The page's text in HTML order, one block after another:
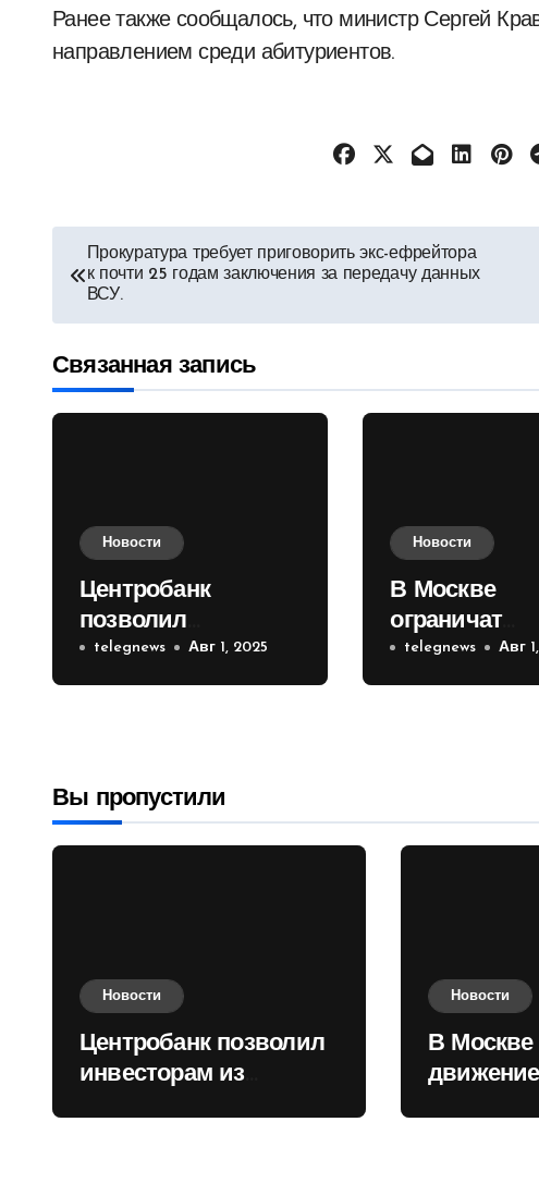
Ранее также сообщалось, что министр Сергей
направлением среди абитуриентов.
Навигация
по
Прокуратура требует приговорить экс-ефрейтора
к почти 25 годам заключения за передачу данных
ВСУ.
Связанная запись
Новости
Центробанк
позволил
инвесторам из
враждебных
telegnews Авг 1, 2025
Новости
В Москве
ограничат
движение на
Садовом
telegnews Авг
Вы пропустили
Новости
Центробанк позволил
инвесторам из
Новости
В Москве